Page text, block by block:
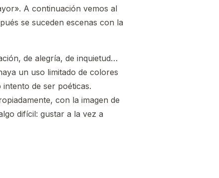
A continuación vemos al
se suceden escenas con la
de alegría, de inquietud…
un uso limitado de colores
de ser poéticas.
con la imagen de
difícil: gustar a la vez a